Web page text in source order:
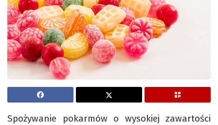
Spożywanie pokarmów o wysokiej zawartości